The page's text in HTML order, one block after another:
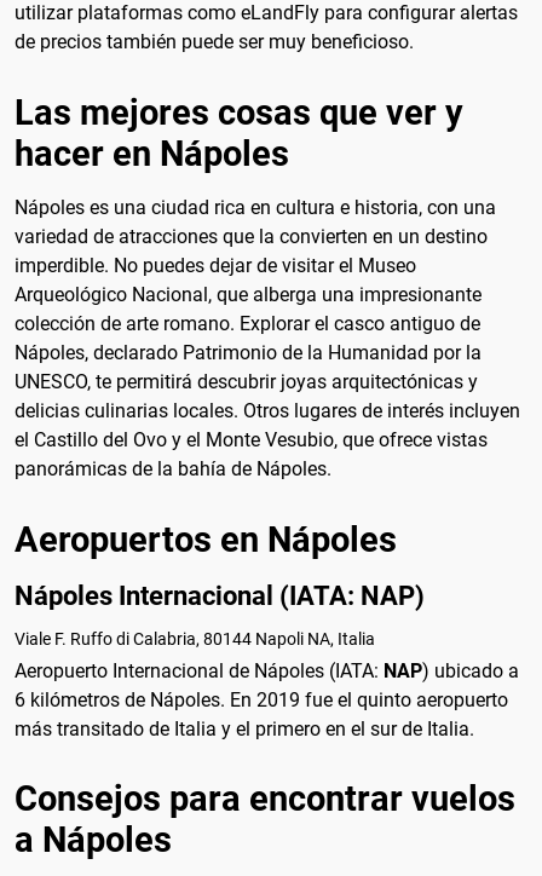
utilizar plataformas como eLandFly para configurar alertas
de precios también puede ser muy beneficioso.
Las mejores cosas que ver y
hacer en Nápoles
Nápoles es una ciudad rica en cultura e historia, con una
variedad de atracciones que la convierten en un destino
imperdible. No puedes dejar de visitar el Museo
Arqueológico Nacional, que alberga una impresionante
colección de arte romano. Explorar el casco antiguo de
Nápoles, declarado Patrimonio de la Humanidad por la
UNESCO, te permitirá descubrir joyas arquitectónicas y
delicias culinarias locales. Otros lugares de interés incluyen
el Castillo del Ovo y el Monte Vesubio, que ofrece vistas
panorámicas de la bahía de Nápoles.
Aeropuertos en Nápoles
Nápoles Internacional (IATA: NAP)
Viale F. Ruffo di Calabria, 80144 Napoli NA, Italia
Aeropuerto Internacional de Nápoles (IATA: NAP) ubicado a
6 kilómetros de Nápoles. En 2019 fue el quinto aeropuerto
más transitado de Italia y el primero en el sur de Italia.
Consejos para encontrar vuelos
a Nápoles